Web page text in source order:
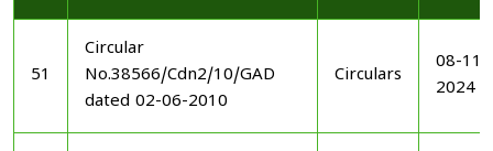
51
Circular
No.38566/Cdn2/10/GAD
dated 02-06-2010
Circulars
08-11-
2024